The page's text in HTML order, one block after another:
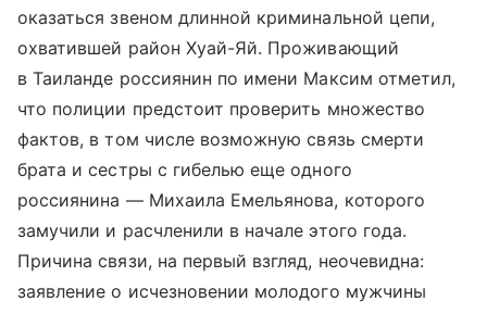
оказаться звеном длинной криминальной цепи,
охватившей район Хуай-Яй. Проживающий
в Таиланде россиянин по имени Максим отметил,
что полиции предстоит проверить множество
фактов, в том числе возможную связь смерти
брата и сестры с гибелью еще одного
россиянина — Михаила Емельянова, которого
замучили и расчленили в начале этого года.
Причина связи, на первый взгляд, неочевидна:
заявление о исчезновении молодого мужчины